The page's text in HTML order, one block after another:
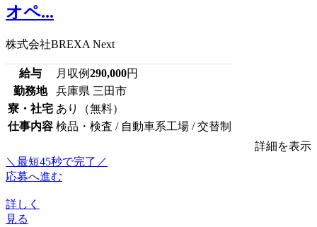
オペ...
株式会社BREXA Next
給与 月収例290,000円
勤務地
兵庫県 三田市
寮・社宅 あり（無料）
仕事内容 検品・検査 / 自動車系工場 / 交替制
詳細を表示
＼最短45秒で完了／
応募へ進む
詳しく
見る